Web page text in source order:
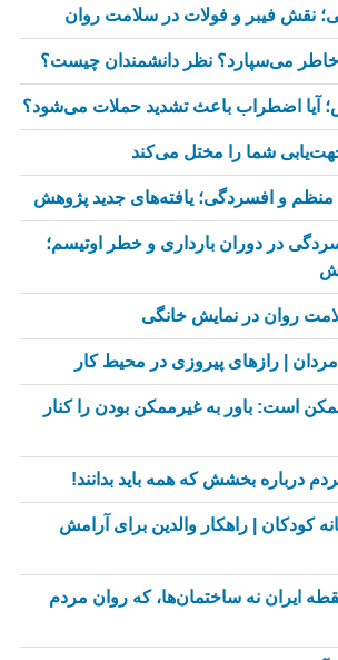
نقش فیبر و فولات در سلامت روان
خاطر می‌سپارد؟ نظر دانشمندان چیست؟
آیا اضطراب باعث تشدید حملات می‌شود؟
شما را مختل می‌کند
منظم و افسردگی؛ یافته‌های جدید پژوهش
در دوران بارداری و خطر اوتیسم؛
روان در نمایش خانگی
| رازهای پیروزی در محیط کار
است: باور به غیرممکن بودن را کنار
درباره بخشش که همه باید بدانند!
کودکان | راهکار والدین برای آرامش
ایران نه ساختمان‌ها، که روان مردم